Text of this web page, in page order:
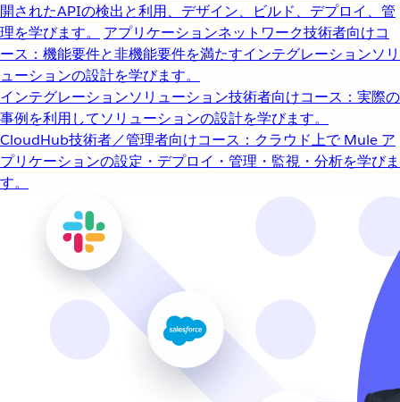
開されたAPIの検出と利用、デザイン、ビルド、デプロイ、管
理を学びます。
アプリケーションネットワーク技術者向けコ
ース：機能要件と非機能要件を満たすインテグレーションソリ
ューションの設計を学びます。
インテグレーションソリューション技術者向けコース：実際の
事例を利用してソリューションの設計を学びます。
CloudHub技術者／管理者向けコース：クラウド上で Mule ア
プリケーションの設定・デプロイ・管理・監視・分析を学びま
す。